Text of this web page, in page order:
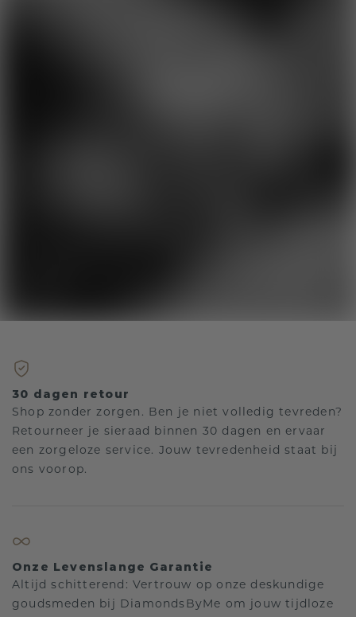
30 dagen retour
Shop zonder zorgen. Ben je niet volledig tevreden?
Retourneer je sieraad binnen 30 dagen en ervaar
een zorgeloze service. Jouw tevredenheid staat bij
ons voorop.
Onze Levenslange Garantie
Altijd schitterend: Vertrouw op onze deskundige
goudsmeden bij DiamondsByMe om jouw tijdloze